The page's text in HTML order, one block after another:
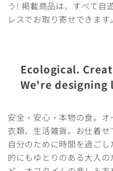
う! 掲載商品は、すべて自
レスでお取り寄せできます。
Ecological.
We're designing
安全・安心・本物の食。
衣類、生活雑貨。お仕着せ
自分のために時間を過ご
的にもゆとりのある大人